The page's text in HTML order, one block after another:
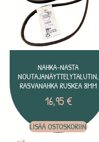
NAHKA-NASTA
NOUTAJANÄYTTELYTALUTIN,
RASVANAHKA RUSKEA 8MM
16,95€
LISÄÄ OSTOSKORIIN